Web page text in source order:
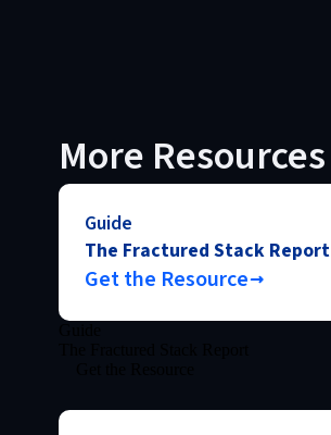
More Resources
Guide
The Fractured Stack Report
Get the Resource